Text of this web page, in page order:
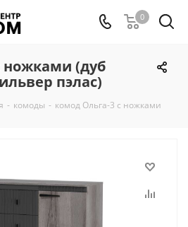
0
ножками (дуб
пэлас)
- комоды - комод Ольга-3 с ножками